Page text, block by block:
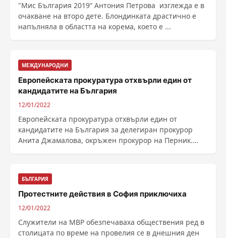
"Мис България 2019“ Антония Петрова изглежда е в
очакване на второ дете. Блондинката драстично е
напълняла в областта на корема, което е ...
МЕЖДУНАРОДНИ
Европейската прокуратура отхвърли един от
кандидатите на България
12/01/2022
Европейската прокуратура отхвърли един от
кандидатите на България за делегиран прокурор
Анита Джамалова, окръжен прокурор на Перник.
БЪЛГАРИЯ
Протестните действия в София приключиха
12/01/2022
Служители на МВР обезпечаваха обществения ред в
столицата по време на провелия се в днешния ден